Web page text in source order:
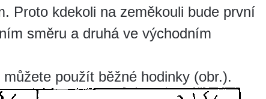
Proto kdekoli na zeměkouli bude první
směru a druhá ve východním
použít běžné hodinky (obr.).